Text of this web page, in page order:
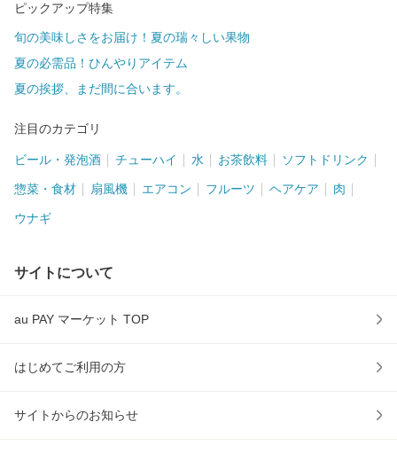
ピックアップ特集
旬の美味しさをお届け！夏の瑞々しい果物
夏の必需品！ひんやりアイテム
夏の挨拶、まだ間に合います。
注目のカテゴリ
ビール・発泡酒 チューハイ 水 お茶飲料 ソフトドリンク
惣菜・食材 扇風機 エアコン フルーツ ヘアケア 肉
ウナギ
サイトについて
au PAY マーケット TOP
はじめてご利用の方
サイトからのお知らせ